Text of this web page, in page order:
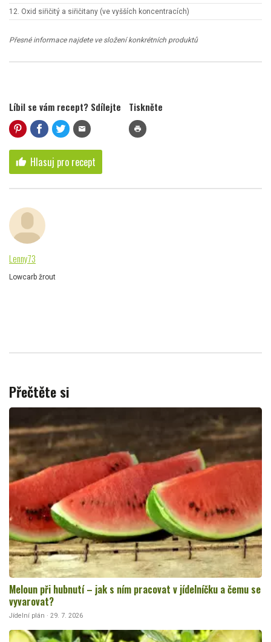
12. Oxid siřičitý a siřičitany (ve vyšších koncentracích)
Přesné informace najdete ve složení konkrétních produktů
Líbil se vám recept? Sdílejte
mail
Tiskněte
print
thumb_up Hlasuj pro recept
Lenny73
Lowcarb žrout
Přečtěte si
Meloun při hubnutí – jak s ním pracovat v jídelníčku a čemu se
vyvarovat?
Jídelní plán · 29. 7. 2026